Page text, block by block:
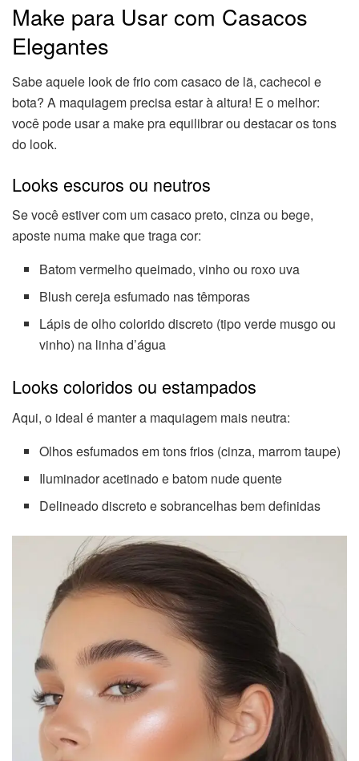
Make para Usar com Casacos
Elegantes
Sabe aquele look de frio com casaco de lã, cachecol e
bota? A maquiagem precisa estar à altura! E o melhor:
você pode usar a make pra equilibrar ou destacar os tons
do look.
Looks escuros ou neutros
Se você estiver com um casaco preto, cinza ou bege,
aposte numa make que traga cor:
Batom vermelho queimado, vinho ou roxo uva
Blush cereja esfumado nas têmporas
Lápis de olho colorido discreto (tipo verde musgo ou
vinho) na linha d’água
Looks coloridos ou estampados
Aqui, o ideal é manter a maquiagem mais neutra:
Olhos esfumados em tons frios (cinza, marrom taupe)
Iluminador acetinado e batom nude quente
Delineado discreto e sobrancelhas bem definidas